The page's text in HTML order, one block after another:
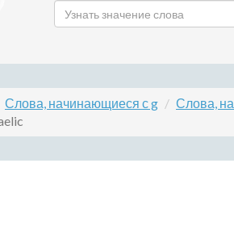
Слова, начинающиеся с g Слова,